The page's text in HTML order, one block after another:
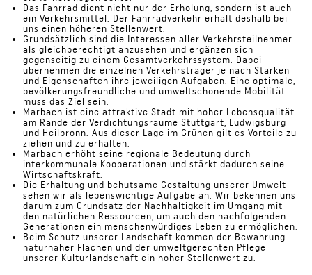
Das Fahrrad dient nicht nur der Erholung, sondern ist auch
ein Verkehrsmittel. Der Fahrradverkehr erhält deshalb bei
uns einen höheren Stellenwert.
Grundsätzlich sind die Interessen aller Verkehrsteilnehmer
als gleichberechtigt anzusehen und ergänzen sich
gegenseitig zu einem Gesamtverkehrssystem. Dabei
übernehmen die einzelnen Verkehrsträger je nach Stärken
und Eigenschaften ihre jeweiligen Aufgaben. Eine optimale,
bevölkerungsfreundliche und umweltschonende Mobilität
muss das Ziel sein.
Marbach ist eine attraktive Stadt mit hoher Lebensqualität
am Rande der Verdichtungsräume Stuttgart, Ludwigsburg
und Heilbronn. Aus dieser Lage im Grünen gilt es Vorteile zu
ziehen und zu erhalten.
Marbach erhöht seine regionale Bedeutung durch
interkommunale Kooperationen und stärkt dadurch seine
Wirtschaftskraft.
Die Erhaltung und behutsame Gestaltung unserer Umwelt
sehen wir als lebenswichtige Aufgabe an. Wir bekennen uns
darum zum Grundsatz der Nachhaltigkeit im Umgang mit
den natürlichen Ressourcen, um auch den nachfolgenden
Generationen ein menschenwürdiges Leben zu ermöglichen.
Beim Schutz unserer Landschaft kommen der Bewahrung
naturnaher Flächen und der umweltgerechten Pflege
unserer Kulturlandschaft ein hoher Stellenwert zu.